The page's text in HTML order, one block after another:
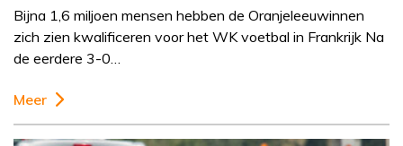
Bijna 1,6 miljoen mensen hebben de Oranjeleeuwinnen
zich zien kwalificeren voor het WK voetbal in Frankrijk Na
de eerdere 3-0…
Meer